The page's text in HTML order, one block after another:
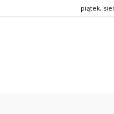
piątek,